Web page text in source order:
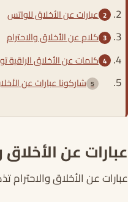
عبارات عن الأخلاق للواتس
كلام عن الأخلاق والاحترام
كلمات عن الأخلاق الراقية
شاركونا عبارات عن
عبارات عن
عبارات عن الأخلاق